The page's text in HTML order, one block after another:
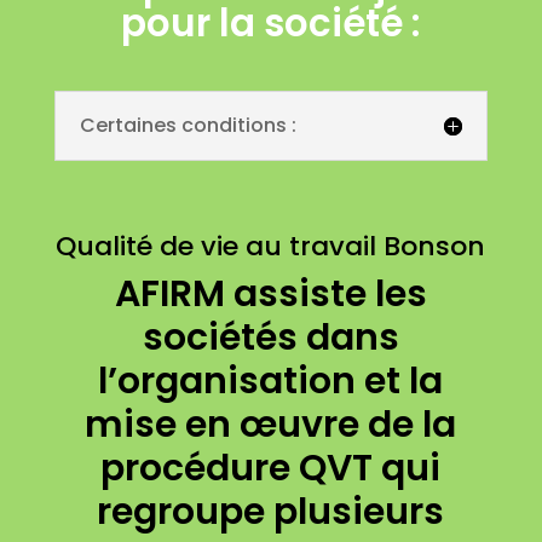
pour la société :
Certaines conditions :
Qualité de vie au travail Bonson
AFIRM assiste les
sociétés dans
l’organisation et la
mise en œuvre de la
procédure QVT qui
regroupe plusieurs